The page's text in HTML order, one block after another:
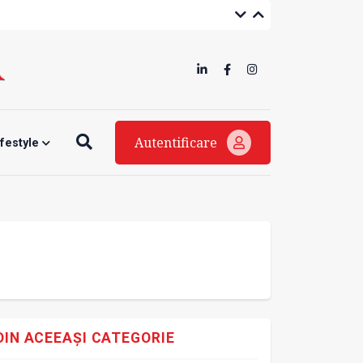
Autentificare
ACEEAȘI CATEGORIE